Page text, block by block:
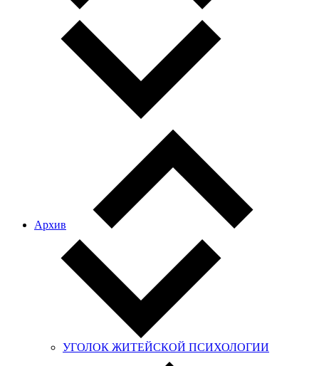
Архив
УГОЛОК ЖИТЕЙСКОЙ ПСИХОЛОГИИ